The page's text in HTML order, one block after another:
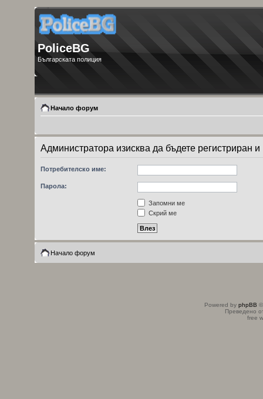
PoliceBG
Българската полиция
Начало форум
Администратора изисква да бъдете регистриран
Потребителско име:
Парола:
Запомни ме
Скрий ме
Начало форум
Powered by phpBB
Преведено
free